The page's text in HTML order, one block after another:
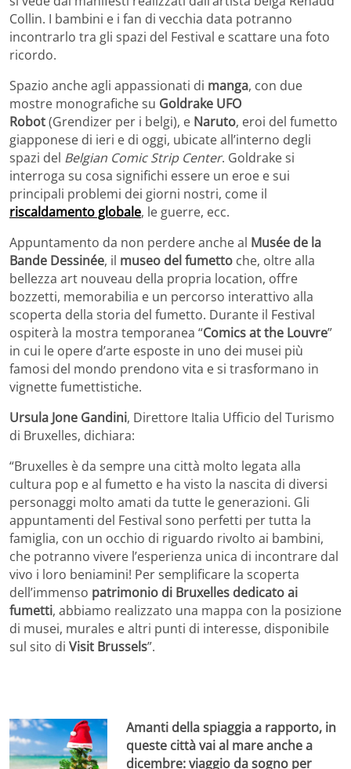
Collin. I bambini e i fan di vecchia data potranno
incontrarlo tra gli spazi del Festival e scattare una foto
ricordo.
Spazio anche agli appassionati di manga, con due
mostre monografiche su Goldrake UFO
Robot(Grendizer per i belgi), e Naruto, eroi del fumetto
giapponese di ieri e di oggi, ubicate all’interno degli
spazi del Belgian Comic Strip Center. Goldrake si
interroga su cosa significhi essere un eroe e sui
principali problemi dei giorni nostri, come il
riscaldamento globale, le guerre, ecc.
Appuntamento da non perdere anche al Musée de la
Bande Dessinée, il museo del fumetto che, oltre alla
bellezza art nouveau della propria location, offre
bozzetti, memorabilia e un percorso interattivo alla
scoperta della storia del fumetto. Durante il Festival
ospiterà la mostra temporanea “Comics at the Louvre”
in cui le opere d’arte esposte in uno dei musei più
famosi del mondo prendono vita e si trasformano in
vignette fumettistiche.
Ursula Jone Gandini, Direttore Italia Ufficio del Turismo
di Bruxelles, dichiara:
“Bruxelles è da sempre una città molto legata alla
cultura pop e al fumetto e ha visto la nascita di diversi
personaggi molto amati da tutte le generazioni. Gli
appuntamenti del Festival sono perfetti per tutta la
famiglia, con un occhio di riguardo rivolto ai bambini,
che potranno vivere l’esperienza unica di incontrare dal
vivo i loro beniamini! Per semplificare la scoperta
dell’immenso patrimonio di Bruxelles dedicato ai
fumetti, abbiamo realizzato una mappa con la posizione
di musei, murales e altri punti di interesse, disponibile
sul sito di Visit Brussels”.
Amanti della spiaggia a rapporto, in
queste città vai al mare anche a
dicembre: viaggio da sogno per